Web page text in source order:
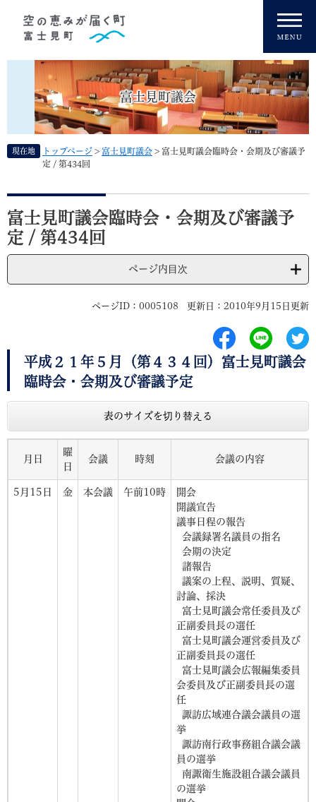
富士見町議会
現在地 トップページ > 富士見町議会 > 富士見町議会臨時会・会期及び審議予
定 / 第434回
本
文
富士見町議会臨時会・会期及び審議予
定 / 第434回
ページ内目次
ページID：0005108 更新日：2010年9月15日更新
平成２１年５月（第４３４回）富士見町議会
臨時会・会期及び審議予定
表のサイズを切り替える
月日
曜
日
会議 時刻 会議の内容
5月15日 金 本会議 午前10時
開会
開議宣告
議事日程の報告
会議録署名議員の指名
会期の決定
諸報告
議案の上程、説明、質疑、
討論、採決
富士見町議会常任委員及び
正副委員長の選任
富士見町議会運営委員及び
正副委員長の選任
富士見町議会広報編集委員
会委員及び正副委員長の選
任
諏訪広域連合議会議員の選
挙
諏訪南行政事務組合議会議
員の選挙
南諏衛生施設組合議会議員
の選挙